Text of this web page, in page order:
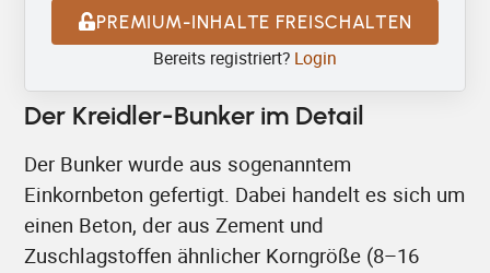
PREMIUM-INHALTE FREISCHALTEN
Bereits registriert? Login
Der Kreidler-Bunker im Detail
Der Bunker wurde aus sogenanntem
Einkornbeton gefertigt. Dabei handelt es sich um
einen Beton, der aus Zement und
Zuschlagstoffen ähnlicher Korngröße (8–16